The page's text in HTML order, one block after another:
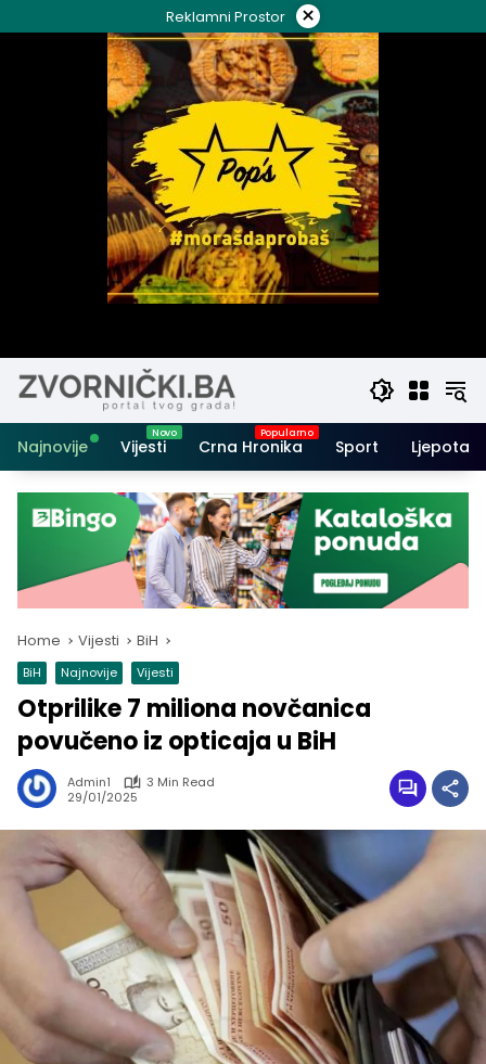
to
Reklamni Prostor ×
Najnovije Vijesti Crna Hronika Sport Ljepota i
Home Vijesti BiH
BiH Najnovije Vijesti
Otprilike 7 miliona novčanica
povučeno iz opticaja u BiH
Admin1
3 Min Read
29/01/2025